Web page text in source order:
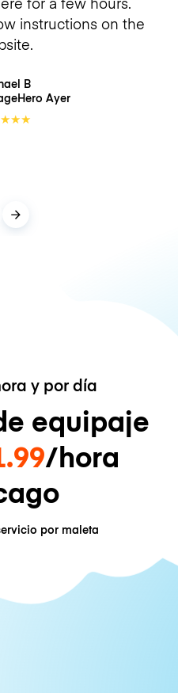
instructions on the
B
Ayer
★★★
y por día
equipaje
/hora
por maleta